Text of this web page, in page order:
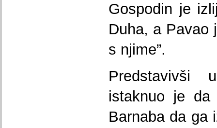
Gospodin je
Duha, a Pavao
s njime”.
Predstavivši
istaknuo je
Barnaba da ga